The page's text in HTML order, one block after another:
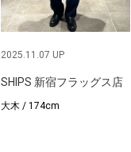
2025.11.07 UP
SHIPS 新宿フラッグス店
大木 / 174cm